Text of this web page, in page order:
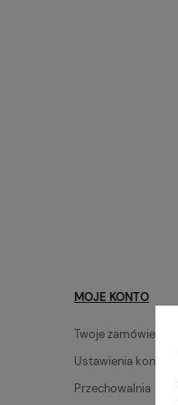
MOJE KONTO
Twoje zamówienia
Ustawienia konta
Przechowalnia